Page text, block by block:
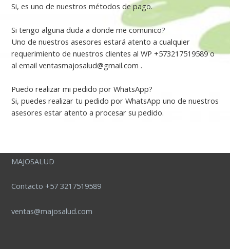
Si, es uno de nuestros métodos de pago.
Si tengo alguna duda a donde me comunico?
Uno de nuestros asesores estará atento a cualquier
requerimiento de nuestros clientes al WP +573217519589 o
al email ventasmajosalud@gmail.com .
Puedo realizar mi pedido por WhatsApp?
Si, puedes realizar tu pedido por WhatsApp uno de nuestros
asesores estar atento a procesar su pedido.
MAJOSALUD
Contacto +57 3217519589
ventas@majosalud.com